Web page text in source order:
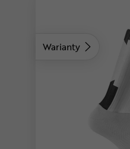
Warianty